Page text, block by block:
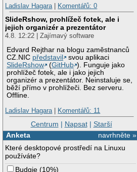
Ladislav Hagara| Komentářů: 0
SlideRshow, prohlížeč fotek, ale i
jejich organizér a prezentátor
4.8. 12:22 | Zajímavý software
Edvard Rejthar na blogu zaměstnanců
CZ.NIC představil
svou aplikaci
SlideRshow
(GitHub ). Funguje jako
prohlížeč fotek, ale i jako jejich
organizér a prezentátor. Neinstaluje se,
běží přímo v prohlížeči. Bez serveru.
Offline.
Ladislav Hagara| Komentářů: 11
Centrum | Napsat| Starší
navrhněte »
Anketa
Které desktopové prostředí na Linuxu
používáte?
Budgie (10%)